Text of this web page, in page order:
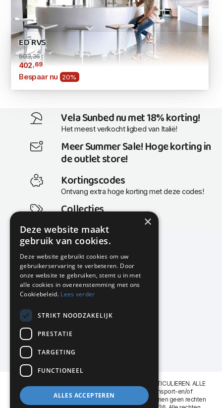
ED RVS
503,36
402,69
Bespaar nu 20%
Vela Sunbed nu met 18% korting!
Het meest verkocht ligbed van Italië!
Meer Summer Sale! Hoge korting in
de outlet store!
Kortingscodes
Ontvang extra hoge korting met deze codes!
Collecties
Actuele en populaire collecties
KMP Kantoormeubilair
Airport Business Park
Frankfurtstraat 29-31
1175 RH Lijnden
020-617 01 26
info@kmpkantoormeubilair.nl
Facebook
Instagram
KMP Kantoormeubilair levert aan BEDRIJVEN en PARTICULIEREN. ALLE
GENOEMDE PRIJZEN ZIJN EXCL. 21% B.T.W. Transport-en/of
Montagekosten op aanvraag. Aan deze website kunnen geen rechten
×
Deze website maakt
gebruik van cookies.
Deze website gebruikt cookies om uw
gebruikerservaring te verbeteren. Door
onze website te gebruiken, stemt u in met
alle cookies in overeenstemming met ons
Cookiebeleid. Lees verder
STRIKT NOODZAKELIJK
PRESTATIE
TARGETING
FUNCTIONEEL
ALLES ACCEPTEREN